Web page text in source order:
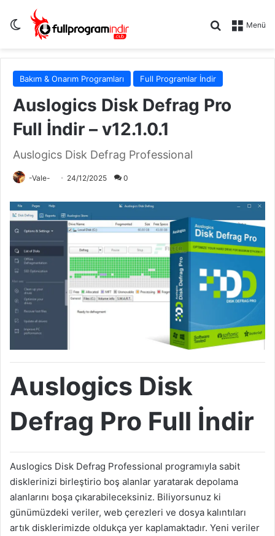
Dış görünümü değiştir Menü
Arama yap
Bakım & Onarım Programları Full Programlar İndir
Auslogics Disk Defrag Pro
Full İndir – v12.1.0.1
Auslogics Disk Defrag Professional
-Vale- 24/12/2025 0
Auslogics Disk
Defrag Pro Full İndir
Auslogics Disk Defrag Professional programıyla sabit
disklerinizi birleştirio boş alanlar yaratarak depolama
alanlarını boşa çıkarabileceksiniz. Biliyorsunuz ki
günümüzdeki veriler, web çerezleri ve dosya kalıntıları
artık disklerimizde oldukça yer kaplamaktadır. Yeni veriler